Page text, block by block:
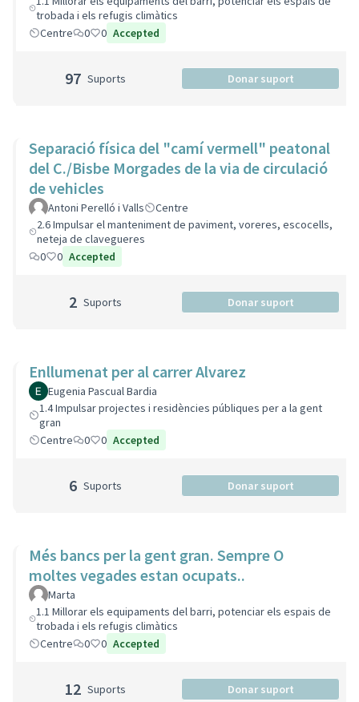
trobada i els refugis climàtics
Centre
0 0 Accepted
97 Suports Donar suport
Separació física del "camí vermell" peatonal
del C./Bisbe Morgades de la via de circulació
de vehicles
Antoni Perelló i Valls
Centre
2.6 Impulsar el manteniment de paviment, voreres, escocells,
neteja de clavegueres
0
0 Accepted
2 Suports Donar suport
Enllumenat per al carrer Alvarez
Eugenia Pascual Bardia
1.4 Impulsar projectes i residències públiques per a la gent
gran
Centre
0 0 Accepted
6 Suports Donar suport
Més bancs per la gent gran. Sempre O
moltes vegades estan ocupats..
Marta
1.1 Millorar els equipaments del barri, potenciar els espais de
trobada i els refugis climàtics
Centre
0 0 Accepted
12 Suports Donar suport